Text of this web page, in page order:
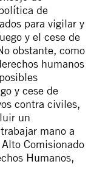
de
para vigilar y
y el cese de
obstante, como
humanos
y cese de
contra civiles,
un
mano a
Comisionado
Humanos,